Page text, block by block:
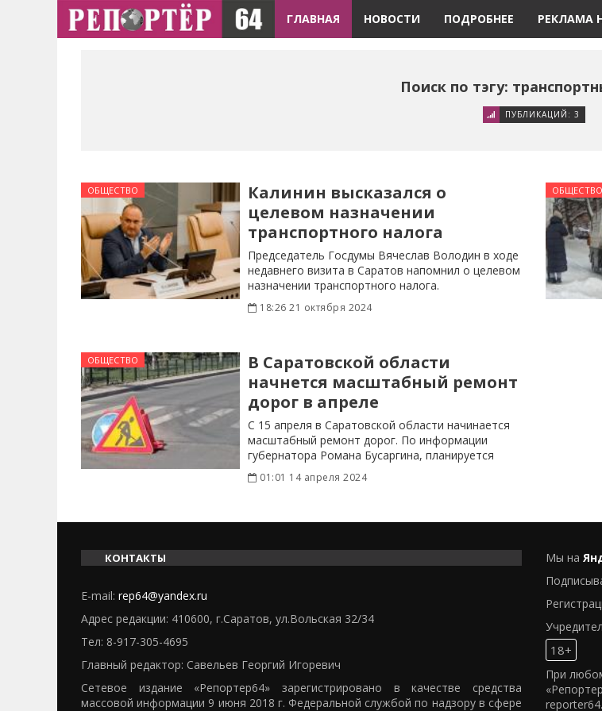
ГЛАВНАЯ НОВОСТИ ПОДРОБНЕЕ РЕКЛАМА
Поиск по тэгу:
ПУБЛИКАЦИЙ: 3
ОБЩЕСТВО
Калинин высказался о
целевом назначении
транспортного налога
Председатель Госдумы Вячеслав Володин в ходе
недавнего визита в Саратов напомнил о целевом
назначении транспортного налога.
18:26 21 октября 2024
ОБЩЕСТВО
ОБЩЕСТВО
В Саратовской области
начнется масштабный ремонт
дорог в апреле
С 15 апреля в Саратовской области начинается
масштабный ремонт дорог. По информации
губернатора Романа Бусаргина, планируется
привести в
01:01 14 апреля 2024
КОНТАКТЫ
E-mail: rep64@yandex.ru
Адрес редакции: 410600, г.Саратов, ул.Вольская 32/34
Тел: 8-917-305-4695
Главный редактор: Савельев Георгий Игоревич
Сетевое издание «Репортер64» зарегистрировано в качестве средства
массовой информации 9 июня 2018 г. Федеральной службой по надзору в сфере
Мы на
18+
При